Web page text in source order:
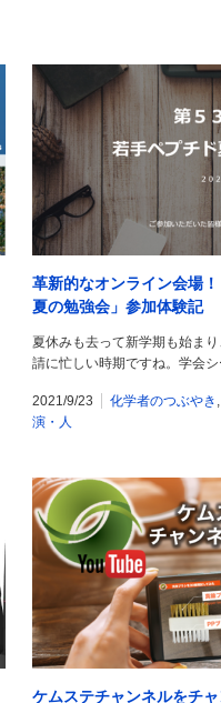
革新的なオンライン会場
夏の勉強会」参加体験記
夏休みも去って新学期も始ま
請に忙しい時期ですね。学会
2021/9/23 化学者のつぶやき ,
演・人
ケムステチャンネルをチ